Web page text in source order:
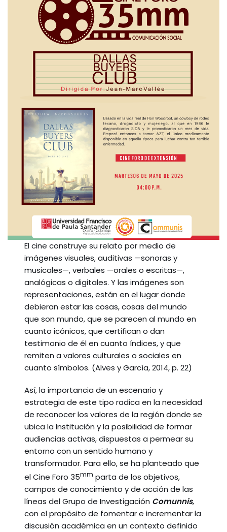
El cine construye su relato por medio de
imágenes visuales, auditivas —sonoras y
musicales—, verbales —orales o escritas—,
analógicas o digitales. Y las imágenes son
representaciones, están en el lugar donde
debieran estar las cosas, cosas del mundo
que son mundo, que se parecen al mundo en
cuanto icónicos, que certifican o dan
testimonio de él en cuanto índices, y que
remiten a valores culturales o sociales en
cuanto símbolos. (Alves y García, 2014, p. 22)
Así, la importancia de un escenario y
estrategia de este tipo radica en la necesidad
de reconocer los valores de la región donde se
ubica la Institución y la posibilidad de formar
audiencias activas, dispuestas a permear su
entorno con un sentido humano y
transformador. Para ello, se ha planteado que
el Cine Foro 35mm parta de los objetivos,
campos de conocimiento y de acción de las
líneas del Grupo de Investigación Comunnis,
con el propósito de fomentar e incrementar la
discusión académica en un contexto definido